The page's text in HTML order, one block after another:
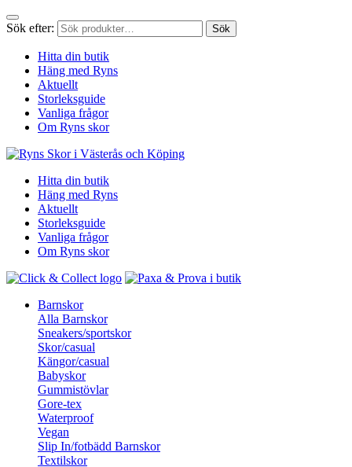
Sök efter: Sök
Hitta din butik
Häng med Ryns
Aktuellt
Storleksguide
Vanliga frågor
Om Ryns skor
Hitta din butik
Häng med Ryns
Aktuellt
Storleksguide
Vanliga frågor
Om Ryns skor
Barnskor
Alla Barnskor
Sneakers/sportskor
Skor/casual
Kängor/casual
Babyskor
Gummistövlar
Gore-tex
Waterproof
Vegan
Slip In/fotbädd Barnskor
Textilskor